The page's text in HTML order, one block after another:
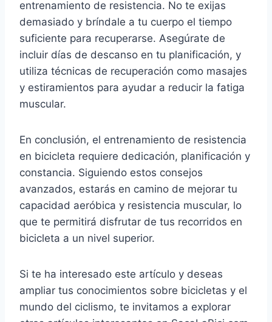
entrenamiento de resistencia. No te exijas
demasiado y bríndale a tu cuerpo el tiempo
suficiente para recuperarse. Asegúrate de
incluir días de descanso en tu planificación, y
utiliza técnicas de recuperación como masajes
y estiramientos para ayudar a reducir la fatiga
muscular.
En conclusión, el entrenamiento de resistencia
en bicicleta requiere dedicación, planificación y
constancia. Siguiendo estos consejos
avanzados, estarás en camino de mejorar tu
capacidad aeróbica y resistencia muscular, lo
que te permitirá disfrutar de tus recorridos en
bicicleta a un nivel superior.
Si te ha interesado este artículo y deseas
ampliar tus conocimientos sobre bicicletas y el
mundo del ciclismo, te invitamos a explorar